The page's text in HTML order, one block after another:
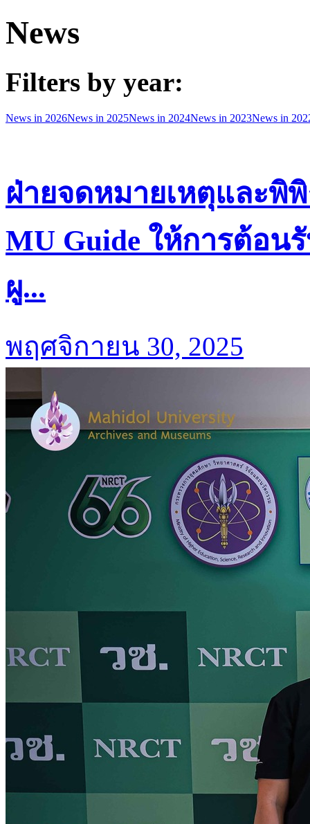
News
Filters by year:
News in 2026News in 2025News in 2024News in 2023News in
ฝ่ายจดหมายเหตุและ
MU Guide ให้การต้อน
ผู...
พฤศจิกายน 30, 2025